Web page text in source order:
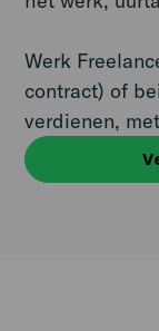
Werk
contract) of
verdienen,